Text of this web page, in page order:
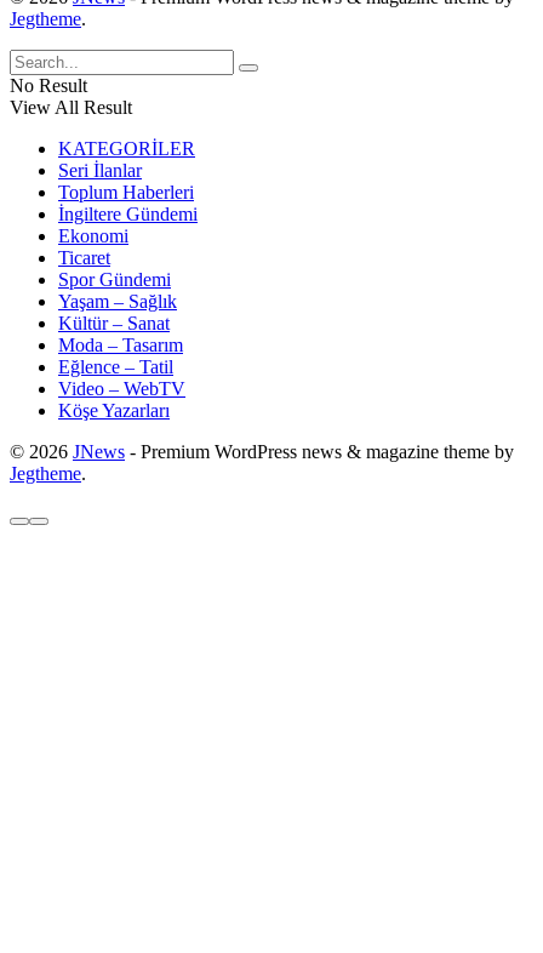
Jegtheme.
No Result
View All Result
KATEGORİLER
Seri İlanlar
Toplum Haberleri
İngiltere Gündemi
Ekonomi
Ticaret
Spor Gündemi
Yaşam – Sağlık
Kültür – Sanat
Moda – Tasarım
Eğlence – Tatil
Video – WebTV
Köşe Yazarları
© 2026 JNews - Premium WordPress news & magazine theme by
Jegtheme.